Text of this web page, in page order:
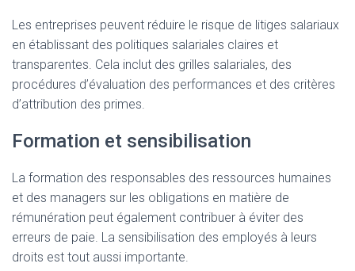
Les entreprises peuvent réduire le risque de litiges salariaux
en établissant des politiques salariales claires et
transparentes. Cela inclut des grilles salariales, des
procédures d’évaluation des performances et des critères
d’attribution des primes.
Formation et sensibilisation
La formation des responsables des ressources humaines
et des managers sur les obligations en matière de
rémunération peut également contribuer à éviter des
erreurs de paie. La sensibilisation des employés à leurs
droits est tout aussi importante.